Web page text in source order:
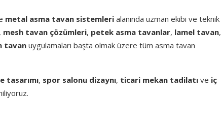
metal asma tavan sistemleri alanında uzman ekibi ve teknik
, mesh tavan çözümleri, petek asma tavanlar, lamel tavan,
tavan uygulamaları başta olmak üzere tüm asma tavan
tasarımı, spor salonu dizaynı, ticari mekan tadilatı ve iç